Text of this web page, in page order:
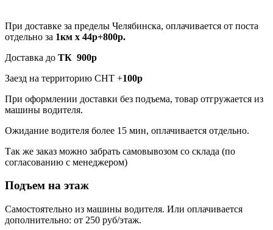
При доставке за пределы Челябинска, оплачивается от поста
отдельно за 1км х 44р+800р.
Доставка до ТК 900р
Заезд на территорию СНТ +100р
При оформлении доставки без подъема, товар отгружается из
машины водителя.
Ожидание водителя более 15 мин, оплачивается отдельно.
Так же заказ можно забрать самовывозом со склада (по
согласованию с менеджером)
Подъем на этаж
Самостоятельно из машины водителя. Или оплачивается
дополнительно: от 250 руб/этаж.